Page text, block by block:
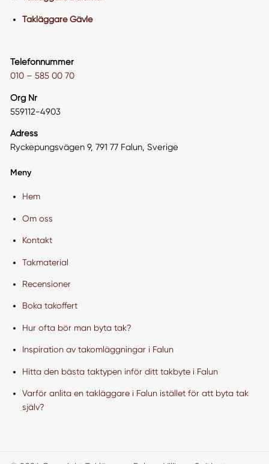
Takläggare Gävle
Telefonnummer
010 – 585 00 70
Org Nr
559112-4903
Adress
Ryckepungsvägen 9, 791 77 Falun, Sverige
Meny
Hem
Om oss
Kontakt
Takmaterial
Recensioner
Boka takoffert
Hur ofta bör man byta tak?
Inspiration av takomläggningar i Falun
Hitta den bästa taktypen inför ditt takbyte i Falun
Varför anlita en takläggare i Falun istället för att byta tak
själv?